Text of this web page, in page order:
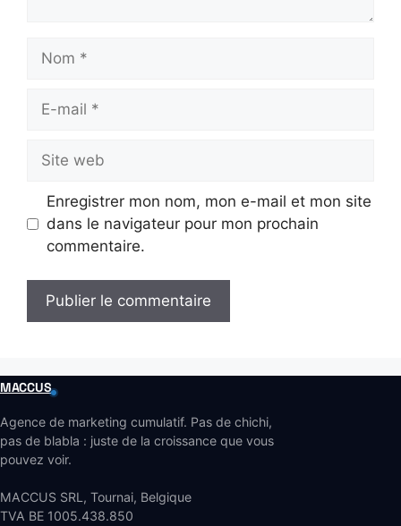
mail
web
Enregistrer mon nom, mon e-mail et mon site
dans le navigateur pour mon prochain
commentaire.
MACCUS
Agence de marketing cumulatif. Pas de chichi,
pas de blabla : juste de la croissance que vous
pouvez voir.
MACCUS SRL, Tournai, Belgique
TVA BE 1005.438.850